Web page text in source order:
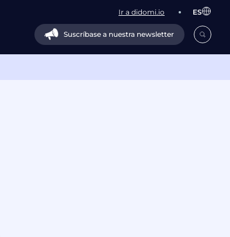
Ir a didomi.io ES
Suscríbase a nuestra newsletter